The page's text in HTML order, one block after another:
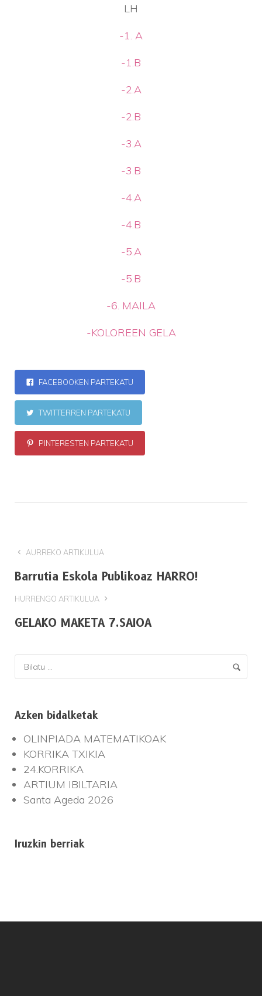
LH
-1. A
-1.B
-2.A
-2.B
-3.A
-3.B
-4.A
-4.B
-5.A
-5.B
-6. MAILA
-KOLOREEN GELA
FACEBOOKEN PARTEKATU
TWITTERREN PARTEKATU
PINTERESTEN PARTEKATU
AURREKO ARTIKULUA
Barrutia Eskola Publikoaz HARRO!
HURRENGO ARTIKULUA
GELAKO MAKETA 7.SAIOA
Azken bidalketak
OLINPIADA MATEMATIKOAK
KORRIKA TXIKIA
24.KORRIKA
ARTIUM IBILTARIA
Santa Ageda 2026
Iruzkin berriak